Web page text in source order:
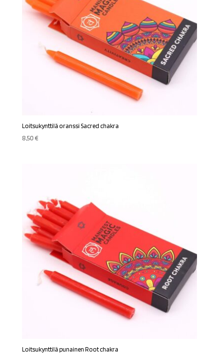
Loitsukynttilä oranssi Sacred chakra
8,50€
Loitsukynttilä punainen Root chakra